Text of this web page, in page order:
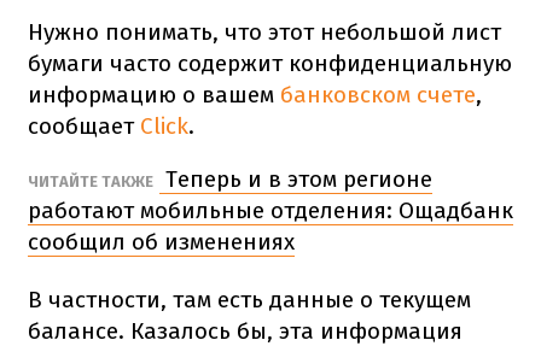
Нужно понимать, что этот небольшой лист
бумаги часто содержит конфиденциальную
информацию о вашем банковском счете,
сообщает Click.
ЧИТАЙТЕ ТАКЖЕ
Теперь и в этом регионе
работают мобильные отделения: Ощадбанк
сообщил об изменениях
В частности, там есть данные о текущем
балансе. Казалось бы, эта информация